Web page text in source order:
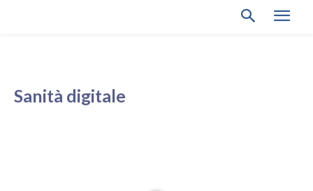
Sanità digitale